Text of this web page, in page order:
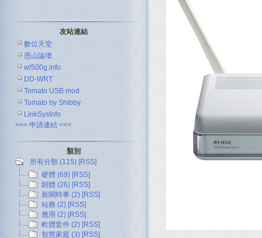
友站連結
數位天堂
恩山論壇
wl500g.info
DD-WRT
Tomato USB mod
Tomato by Shibby
LinkSysInfo
>>> 申請連結 <<<
類別
所有分類 (115) [RSS]
硬體 (69) [RSS]
韌體 (26) [RSS]
新聞時事 (2) [RSS]
站務 (2) [RSS]
應用 (2) [RSS]
軟體套件 (2) [RSS]
智慧家庭 (3) [RSS]